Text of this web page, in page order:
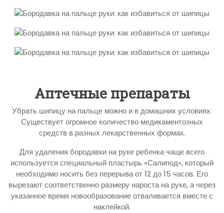
Аптечные препараты
Убрать шипицу на пальце можно и в домашних условиях.
Существует огромное количество медикаментозных
средств в разных лекарственных формах.
Для удаления бородавки на руке ребенка чаще всего
используется специальный пластырь «Салипод», который
необходимо носить без перерыва от 12 до 15 часов. Его
вырезают соответственно размеру нароста на руке, а через
указанное время новообразование отваливается вместе с
наклейкой.